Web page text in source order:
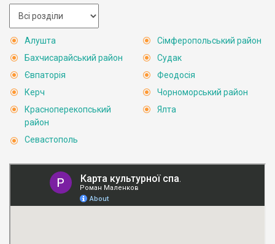
Алушта
Бахчисарайський район
Євпаторія
Керч
Красноперекопський
район
Севастополь
Сімферопольський район
Судак
Феодосія
Чорноморський район
Ялта